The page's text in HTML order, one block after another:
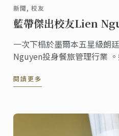
新聞, 校友
藍帶傑出校友Lien
一次下榻於墨爾本五星級朗
Nguyen投身餐旅管理行業
人員臉上都掛著令人難忘的笑
閱讀更多